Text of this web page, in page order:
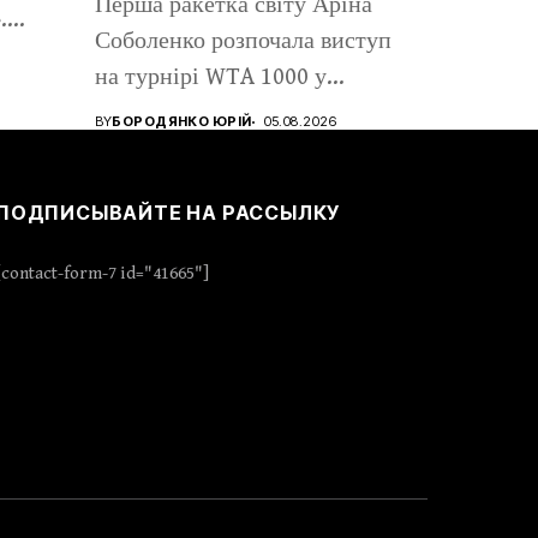
Соболенко розпочала виступ
на турнірі WTA 1000 у...
BYБОРОДЯНКО ЮРІЙ 05.08.2026
НА РАССЫЛКУ
[contact-form-7 id="41665"]